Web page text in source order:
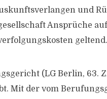
und
Ansprüche
geltend.
(LG Berlin, 63.
Mit der vom